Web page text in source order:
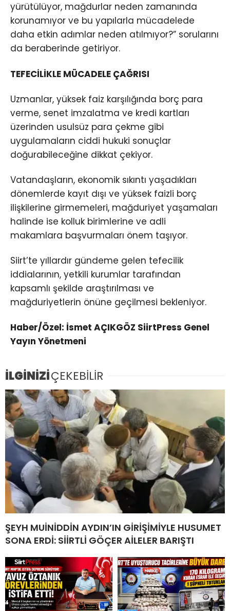
yürütülüyor, mağdurlar neden zamanında
korunamıyor ve bu yapılarla mücadelede
daha etkin adımlar neden atılmıyor?” sorularını
da beraberinde getiriyor.
TEFECİLİKLE MÜCADELE ÇAĞRISI
Uzmanlar, yüksek faiz karşılığında borç para
verme, senet imzalatma ve kredi kartları
üzerinden usulsüz para çekme gibi
uygulamaların ciddi hukuki sonuçlar
doğurabileceğine dikkat çekiyor.
Vatandaşların, ekonomik sıkıntı yaşadıkları
dönemlerde kayıt dışı ve yüksek faizli borç
ilişkilerine girmemeleri, mağduriyet yaşamaları
halinde ise kolluk birimlerine ve adli
makamlara başvurmaları önem taşıyor.
Siirt’te yıllardır gündeme gelen tefecilik
iddialarının, yetkili kurumlar tarafından
kapsamlı şekilde araştırılması ve
mağduriyetlerin önüne geçilmesi bekleniyor.
Haber/Özel: İsmet AÇIKGÖZ SiirtPress Genel
Yayın Yönetmeni
İLGİNİZİÇEKEBİLİR
ŞEYH MUİNİDDİN AYDIN’IN GİRİŞİMİYLE HUSUMET
SONA ERDİ: SİİRTLİ GÖÇER AİLELER BARIŞTI